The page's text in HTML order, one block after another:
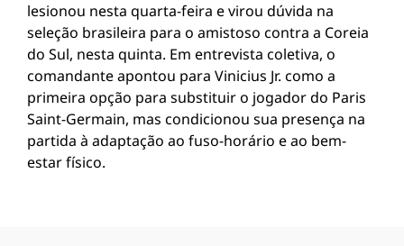
lesionou nesta quarta-feira e virou dúvida na
seleção brasileira para o amistoso contra a Coreia
do Sul, nesta quinta. Em entrevista coletiva, o
comandante apontou para Vinicius Jr. como a
primeira opção para substituir o jogador do Paris
Saint-Germain, mas condicionou sua presença na
partida à adaptação ao fuso-horário e ao bem-
estar físico.